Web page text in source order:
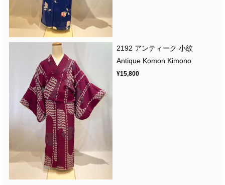
2192 アンティーク 小紋
Antique Komon Kimono
¥15,800